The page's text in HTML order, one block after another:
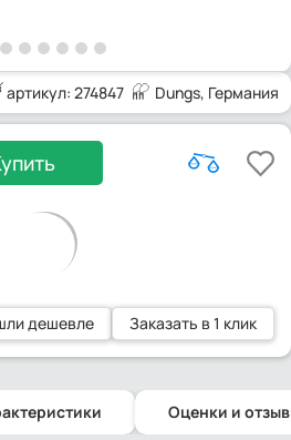
артикул: 274847 Dungs, Германия
дешевле Заказать в 1 клик
Оценки и